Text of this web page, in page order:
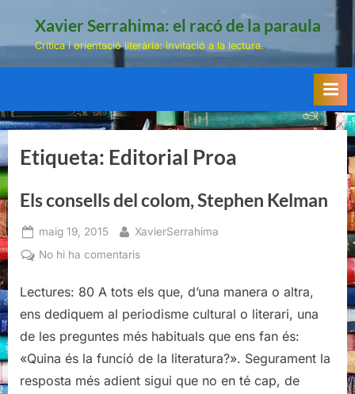
Xavier Serrahima: el racó de la paraula
Crítica i orientació literària: invitació a la lectura.
Etiqueta: Editorial Proa
Els consells del colom, Stephen Kelman
Posted
on
maig 19, 2015 By
XavierSerrahima
No hi ha comentarisa
consells
del
Stephen
Kelman
Lectures: 80 A tots els que, d’una manera o altra,
ens dediquem al periodisme cultural o literari, una
de les preguntes més habituals que ens fan és:
«Quina és la funció de la literatura?». Segurament la
resposta més adient sigui que no en té cap, de